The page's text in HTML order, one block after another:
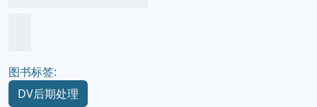
图书标签:
DV后期处理